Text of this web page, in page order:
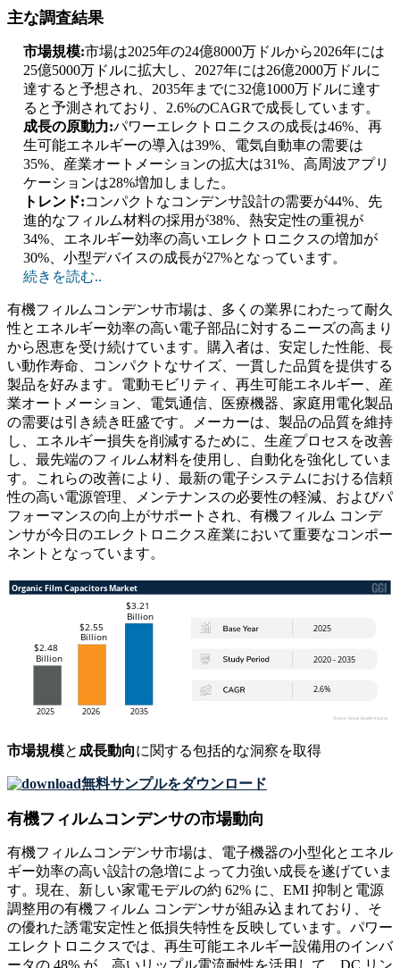
主な調査結果
市場規模:市場は2025年の24億8000万ドルから2026年には
25億5000万ドルに拡大し、2027年には26億2000万ドルに
達すると予想され、2035年までに32億1000万ドルに達す
ると予測されており、2.6%のCAGRで成長しています。
成長の原動力:パワーエレクトロニクスの成長は46%、再
生可能エネルギーの導入は39%、電気自動車の需要は
35%、産業オートメーションの拡大は31%、高周波アプリ
ケーションは28%増加しました。
トレンド:コンパクトなコンデンサ設計の需要が44%、先
進的なフィルム材料の採用が38%、熱安定性の重視が
34%、エネルギー効率の高いエレクトロニクスの増加が
30%、小型デバイスの成長が27%となっています。
続きを読む..
有機フィルムコンデンサ市場は、多くの業界にわたって耐久
性とエネルギー効率の高い電子部品に対するニーズの高まり
から恩恵を受け続けています。購入者は、安定した性能、長
い動作寿命、コンパクトなサイズ、一貫した品質を提供する
製品を好みます。電動モビリティ、再生可能エネルギー、産
業オートメーション、電気通信、医療機器、家庭用電化製品
の需要は引き続き旺盛です。メーカーは、製品の品質を維持
し、エネルギー損失を削減するために、生産プロセスを改善
し、最先端のフィルム材料を使用し、自動化を強化していま
す。これらの改善により、最新の電子システムにおける信頼
性の高い電源管理、メンテナンスの必要性の軽減、およびパ
フォーマンスの向上がサポートされ、有機フィルム コンデ
ンサが今日のエレクトロニクス産業において重要なコンポー
ネントとなっています。
市場規模と成長動向に関する包括的な洞察を取得
無料サンプルをダウンロード
有機フィルムコンデンサの市場動向
有機フィルムコンデンサ市場は、電子機器の小型化とエネル
ギー効率の高い設計の急増によって力強い成長を遂げていま
す。現在、新しい家電モデルの約 62% に、EMI 抑制と電源​​
調整用の有機フィルム コンデンサが組み込まれており、そ
の優れた誘電安定性と低損失特性を反映しています。パワー
エレクトロニクスでは、再生可能エネルギー設備用のインバ